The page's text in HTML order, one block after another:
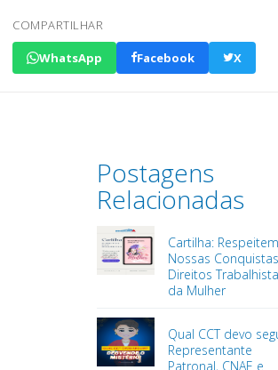
COMPARTILHAR
WhatsApp Facebook X
Postagens
Relacionadas
Cartilha: Respeitem
Nossas
Direitos
da Mulher
Qual CCT devo
Representante
Patronal, CNAE e